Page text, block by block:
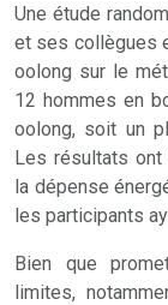
Une étude
et ses collègues
oolong sur le
12 hommes en
oolong, soit un
Les résultats ont
la dépense
les participants
Bien que
limites,